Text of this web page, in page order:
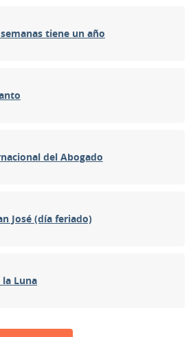
tiene un año
del Abogado
José (día feriado)
la Luna